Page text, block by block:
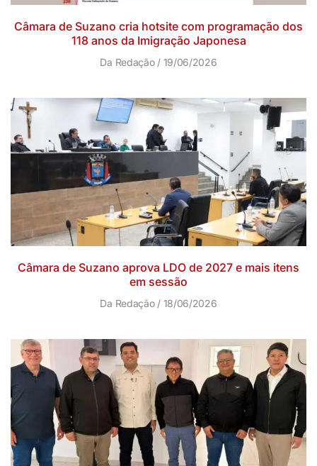
Câmara de Suzano cria hotsite com programação dos
118 anos da Imigração Japonesa
Da Redação 19/06/2026
Câmara de Suzano aprova LDO de 2027 e mais itens
em sessão
Da Redação 18/06/2026